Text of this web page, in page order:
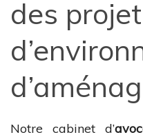
des
Notre cabinet d’